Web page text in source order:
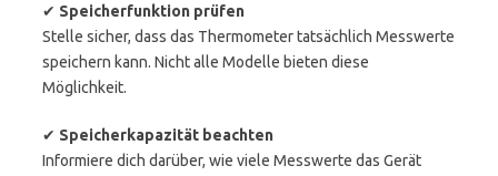
✔ Speicherfunktion prüfen
Stelle sicher, dass das Thermometer tatsächlich Messwerte
speichern kann. Nicht alle Modelle bieten diese
Möglichkeit.
✔ Speicherkapazität beachten
Informiere dich darüber, wie viele Messwerte das Gerät